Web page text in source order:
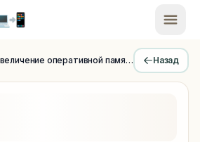
Engineering Authority in Saint
📲
Увеличение оперативной памяти Назад